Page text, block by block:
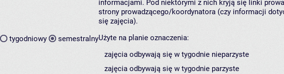
tygodniowy semestralny
informacjami. Pod niektórymi z nich kryją się linki
strony prowadzącego/koordynatora (czy informacji
się zajęcia).
Użyte na planie oznaczenia:
zajęcia odbywają się w tygodnie nieparzyste
zajęcia odbywają się w tygodnie parzyste